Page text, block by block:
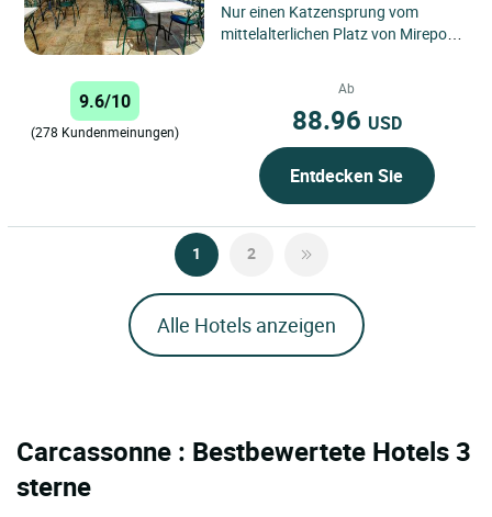
Nur einen Katzensprung vom
mittelalterlichen Platz von Mirepoix
9.6/10
(278 Kundenmeinungen)
Ab
88.96 USD
Entdecken Sie
1 2
Alle Hotels anzeigen
Carcassonne : Bestbewertete Hotels 3
sterne